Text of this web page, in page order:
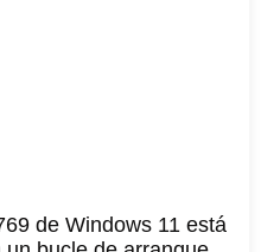
de Windows 11 está